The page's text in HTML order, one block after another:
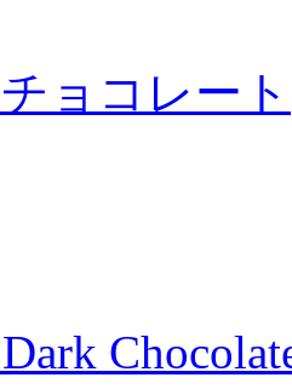
ョコレート
Dark